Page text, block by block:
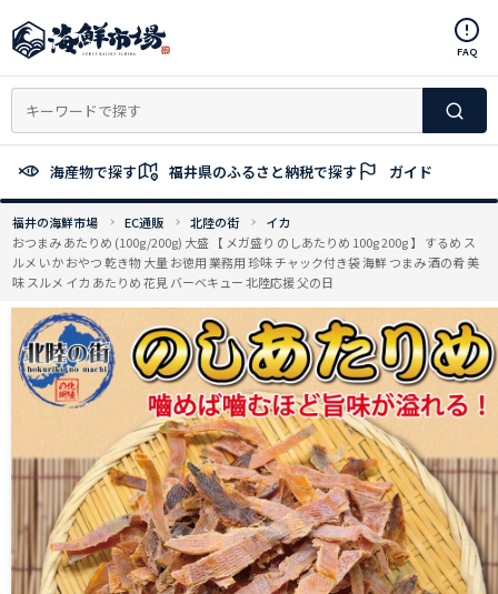
ン
ン
へ
ッ
プ
FAQ
海産物で探す 福井県のふるさと納税で探す ガイド
福井の海鮮市場 EC通販 北陸の街
イカ
おつまみ あたりめ (100g/200g) 大盛 【 メガ盛り のしあたりめ 100g 200g 】 するめ ス
ルメ いか おやつ 乾き物 大量 お徳用 業務用 珍味 チャック付き袋 海鮮 つまみ 酒の肴 美
味 スルメ イカ あたりめ 花見 バーベキュー 北陸応援 父の日